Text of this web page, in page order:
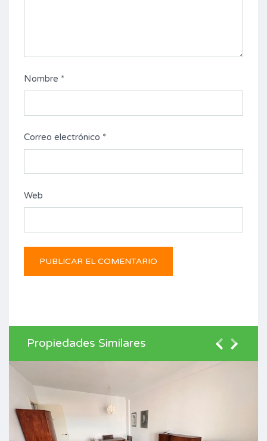
Nombre *
Correo electrónico *
Web
Propiedades Similares